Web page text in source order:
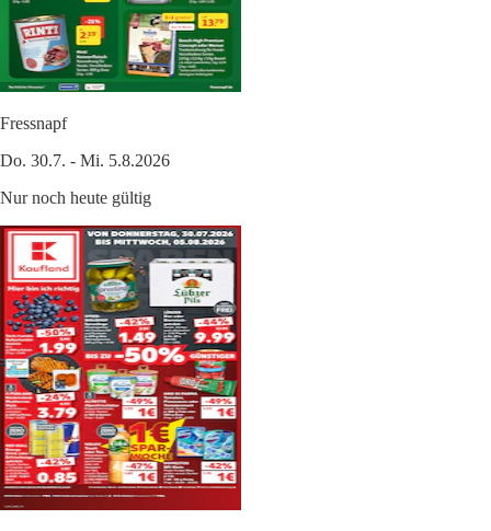
Fressnapf
Do. 30.7. - Mi. 5.8.2026
Nur noch heute gültig